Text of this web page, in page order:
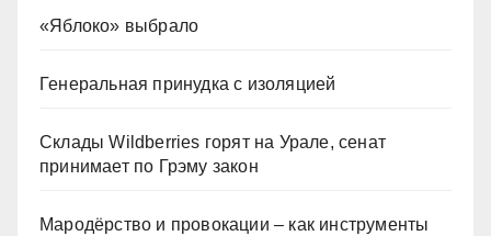
«Яблоко» выбрало
Генеральная принудка с изоляцией
Склады Wildberries горят на Урале, сенат
принимает по Грэму закон
Мародёрство и провокации – как инструменты